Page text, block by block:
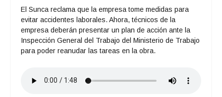
El Sunca reclama que la empresa tome medidas para
evitar accidentes laborales. Ahora, técnicos de la
empresa deberán presentar un plan de acción ante la
Inspección General del Trabajo del Ministerio de Trabajo
para poder reanudar las tareas en la obra.